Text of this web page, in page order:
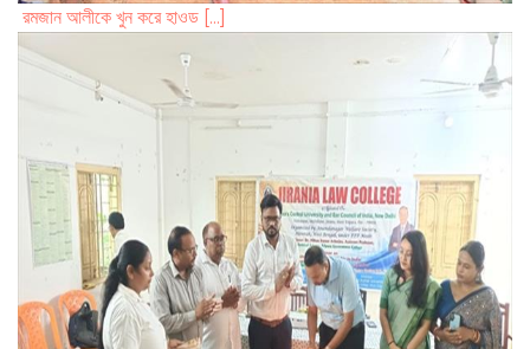
রমজান আলীকে খুন করে হাওড [...]